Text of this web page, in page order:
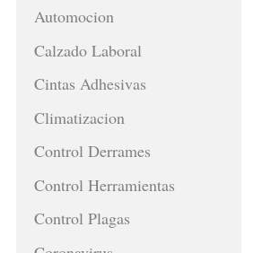
Automocion
Calzado Laboral
Cintas Adhesivas
Climatizacion
Control Derrames
Control Herramientas
Control Plagas